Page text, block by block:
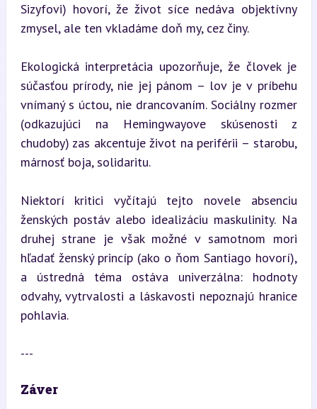
Sizyfovi) hovorí, že život síce nedáva objektívny
zmysel, ale ten vkladáme doň my, cez činy.
Ekologická interpretácia upozorňuje, že človek je
súčasťou prírody, nie jej pánom – lov je v príbehu
vnímaný s úctou, nie drancovaním. Sociálny rozmer
(odkazujúci na Hemingwayove skúsenosti z
chudoby) zas akcentuje život na periférii – starobu,
márnosť boja, solidaritu.
Niektorí kritici vyčítajú tejto novele absenciu
ženských postáv alebo idealizáciu maskulinity. Na
druhej strane je však možné v samotnom mori
hľadať ženský princíp (ako o ňom Santiago hovorí),
a ústredná téma ostáva univerzálna: hodnoty
odvahy, vytrvalosti a láskavosti nepoznajú hranice
pohlavia.
---
Záver